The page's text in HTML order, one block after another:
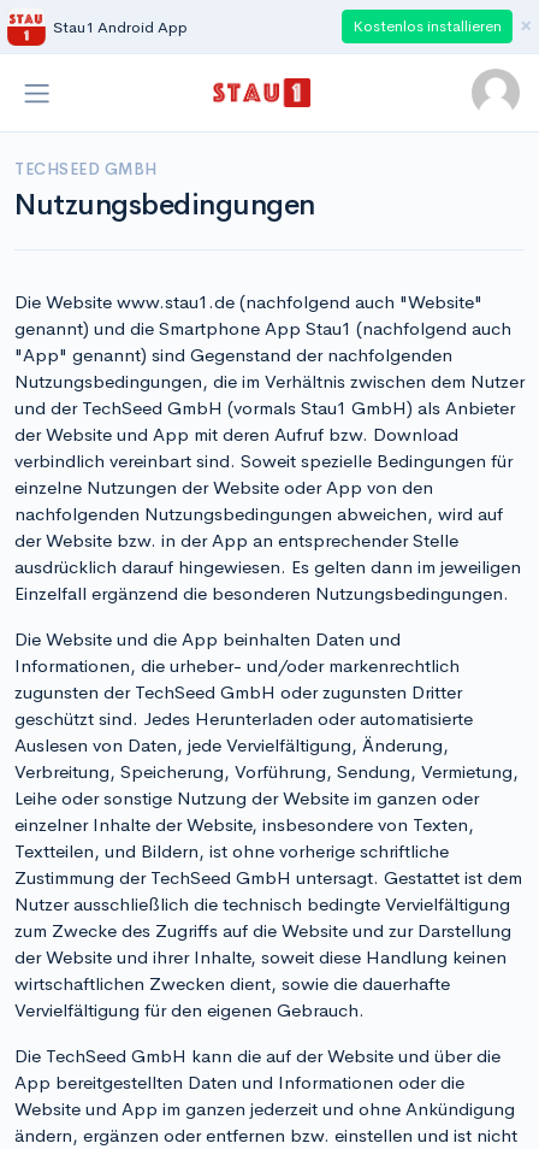
Stau1 Android App Kostenlos installieren ×
TECHSEED GMBH
Nutzungsbedingungen
Die Website www.stau1.de (nachfolgend auch "Website"
genannt) und die Smartphone App Stau1 (nachfolgend auch
"App" genannt) sind Gegenstand der nachfolgenden
Nutzungsbedingungen, die im Verhältnis zwischen dem Nutzer
und der TechSeed GmbH (vormals Stau1 GmbH) als Anbieter
der Website und App mit deren Aufruf bzw. Download
verbindlich vereinbart sind. Soweit spezielle Bedingungen für
einzelne Nutzungen der Website oder App von den
nachfolgenden Nutzungsbedingungen abweichen, wird auf
der Website bzw. in der App an entsprechender Stelle
ausdrücklich darauf hingewiesen. Es gelten dann im jeweiligen
Einzelfall ergänzend die besonderen Nutzungsbedingungen.
Die Website und die App beinhalten Daten und
Informationen, die urheber- und/oder markenrechtlich
zugunsten der TechSeed GmbH oder zugunsten Dritter
geschützt sind. Jedes Herunterladen oder automatisierte
Auslesen von Daten, jede Vervielfältigung, Änderung,
Verbreitung, Speicherung, Vorführung, Sendung, Vermietung,
Leihe oder sonstige Nutzung der Website im ganzen oder
einzelner Inhalte der Website, insbesondere von Texten,
Textteilen, und Bildern, ist ohne vorherige schriftliche
Zustimmung der TechSeed GmbH untersagt. Gestattet ist dem
Nutzer ausschließlich die technisch bedingte Vervielfältigung
zum Zwecke des Zugriffs auf die Website und zur Darstellung
der Website und ihrer Inhalte, soweit diese Handlung keinen
wirtschaftlichen Zwecken dient, sowie die dauerhafte
Vervielfältigung für den eigenen Gebrauch.
Die TechSeed GmbH kann die auf der Website und über die
App bereitgestellten Daten und Informationen oder die
Website und App im ganzen jederzeit und ohne Ankündigung
ändern, ergänzen oder entfernen bzw. einstellen und ist nicht